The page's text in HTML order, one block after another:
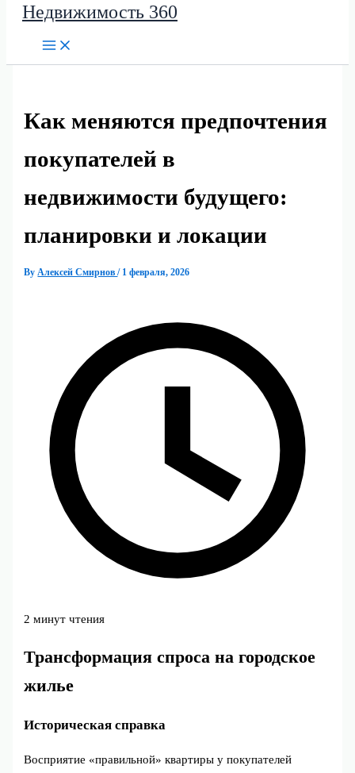
Недвижимость 360
Как меняются предпочтения
покупателей в
недвижимости будущего:
планировки и локации
ByАлексей Смирнов/ 1 февраля, 2026
2 минут чтения
Трансформация спроса на городское
жилье
Историческая справка
Восприятие «правильной» квартиры у покупателей